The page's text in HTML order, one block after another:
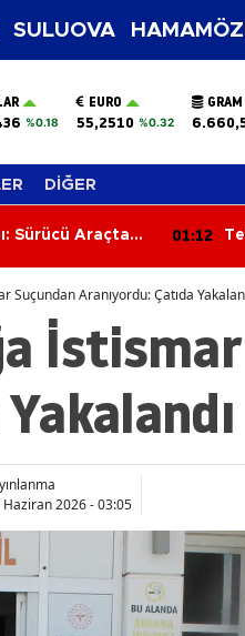
SULUOVA
%0.18
EURO
55,2510 %0.32
DİĞER
Sürücü Araçta
01:12
Suçundan Aranıyordu: Çatıda
Haziran 2026 - 03:05